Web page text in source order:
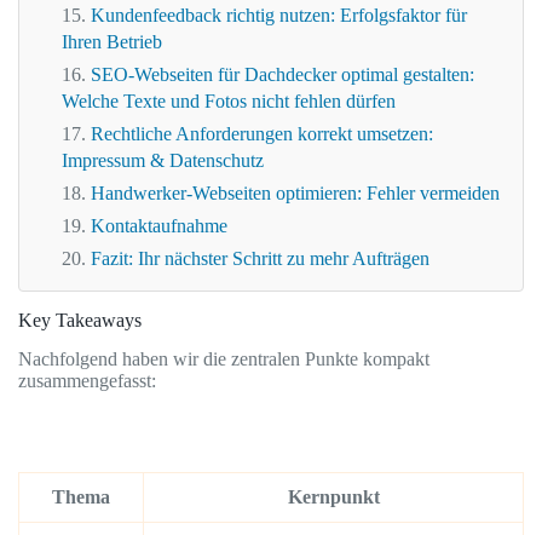
Kundenfeedback richtig nutzen: Erfolgsfaktor für
Ihren Betrieb
SEO-Webseiten für Dachdecker optimal gestalten:
Welche Texte und Fotos nicht fehlen dürfen
Rechtliche Anforderungen korrekt umsetzen:
Impressum & Datenschutz
Handwerker-Webseiten optimieren: Fehler vermeiden
Kontaktaufnahme
Fazit: Ihr nächster Schritt zu mehr Aufträgen
Key Takeaways
Nachfolgend haben wir die zentralen Punkte kompakt
zusammengefasst:
Thema Kernpunkt